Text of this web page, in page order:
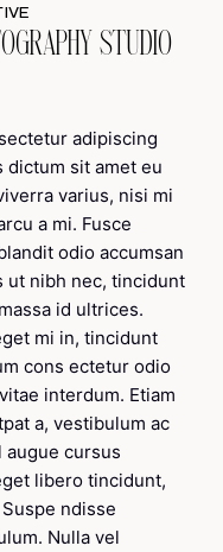
STUDIO
adipiscing
dictum sit amet eu
varius, nisi mi
a mi. Fusce
odio accumsan
ut nibh nec, tincidunt
id ultrices.
mi in, tincidunt
cons ectetur odio
interdum. Etiam
a, vestibulum ac
augue cursus
libero tincidunt,
ndisse
Nulla vel